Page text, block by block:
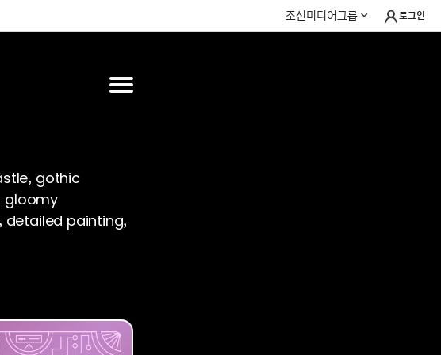
조선미디어그룹 로그인
gothic
gloomy
painting,